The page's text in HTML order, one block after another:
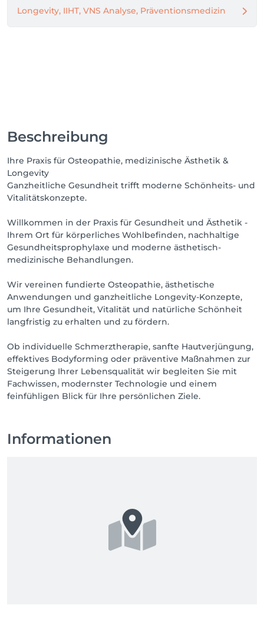
Longevity, IIHT, VNS Analyse, Präventionsmedizin
Beschreibung
Ihre Praxis für Osteopathie, medizinische Ästhetik &
Longevity
Ganzheitliche Gesundheit trifft moderne Schönheits- und
Vitalitätskonzepte.
Willkommen in der Praxis für Gesundheit und Ästhetik -
Ihrem Ort für körperliches Wohlbefinden, nachhaltige
Gesundheitsprophylaxe und moderne ästhetisch-
medizinische Behandlungen.
Wir vereinen fundierte Osteopathie, ästhetische
Anwendungen und ganzheitliche Longevity-Konzepte,
um Ihre Gesundheit, Vitalität und natürliche Schönheit
langfristig zu erhalten und zu fördern.
Ob individuelle Schmerztherapie, sanfte Hautverjüngung,
effektives Bodyforming oder präventive Maßnahmen zur
Steigerung Ihrer Lebensqualität wir begleiten Sie mit
Fachwissen, modernster Technologie und einem
feinfühligen Blick für Ihre persönlichen Ziele.
Informationen